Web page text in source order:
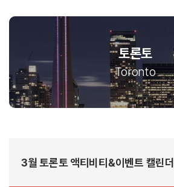
토론토
Toronto
3월 토론토 액티비티&이벤트 캘린더